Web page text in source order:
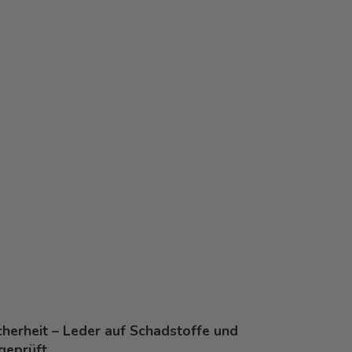
– Leder auf Schadstoffe und